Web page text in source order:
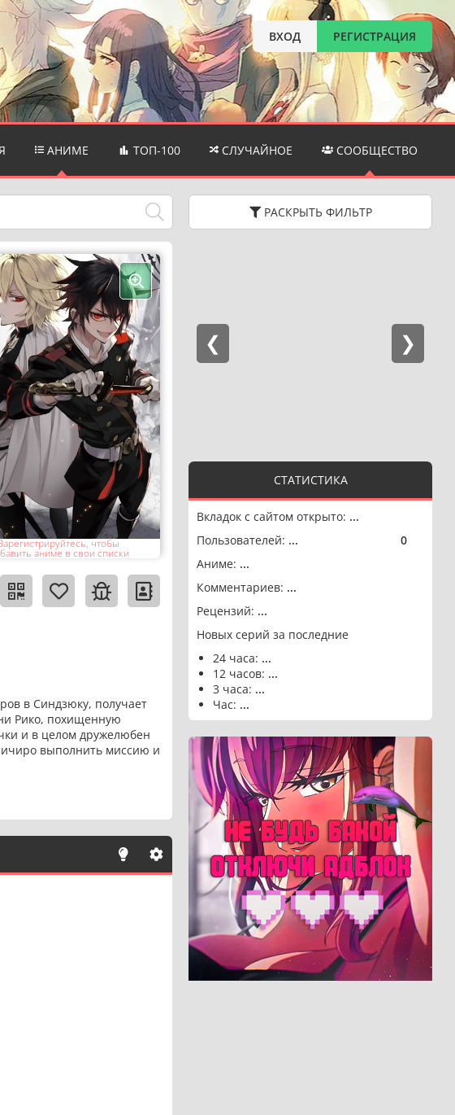
ВХОД РЕГИСТРАЦИЯ
АНИМЕ ТОП-100 СЛУЧАЙНОЕ СООБЩЕСТВО
РАСКРЫТЬ ФИЛЬТР
СТАТИСТИКА
Вкладок с сайтом открыто: ...
Пользователей: ... 0
Аниме: ...
Комментариев: ...
Рецензий: ...
Новых серий за последние
24 часа: ...
12 часов: ...
3 часа: ...
Час: ...
чтобы
аниме в свои списки
в Синдзюку, получает
Рико, похищенную
и в целом дружелюбен
выполнить миссию и